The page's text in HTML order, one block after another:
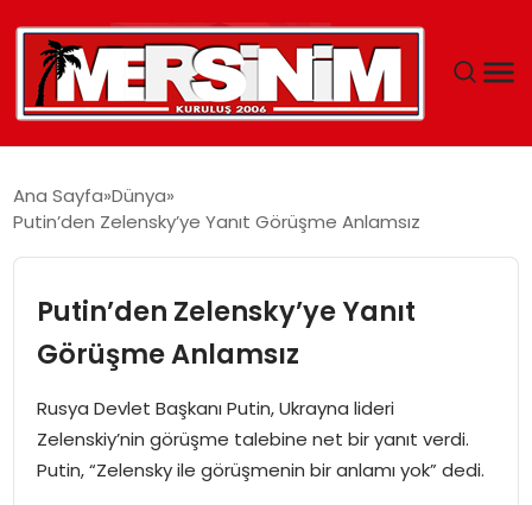
GÜNCEL
SAĞLIK
EĞITIM
SPOR
Ana Sayfa Dünya
Putin’den Zelensky’ye Yanıt Görüşme Anlamsız
Putin’den Zelensky’ye Yanıt
Görüşme Anlamsız
Rusya Devlet Başkanı Putin, Ukrayna lideri
Zelenskiy’nin görüşme talebine net bir yanıt verdi.
Putin, “Zelensky ile görüşmenin bir anlamı yok” dedi.